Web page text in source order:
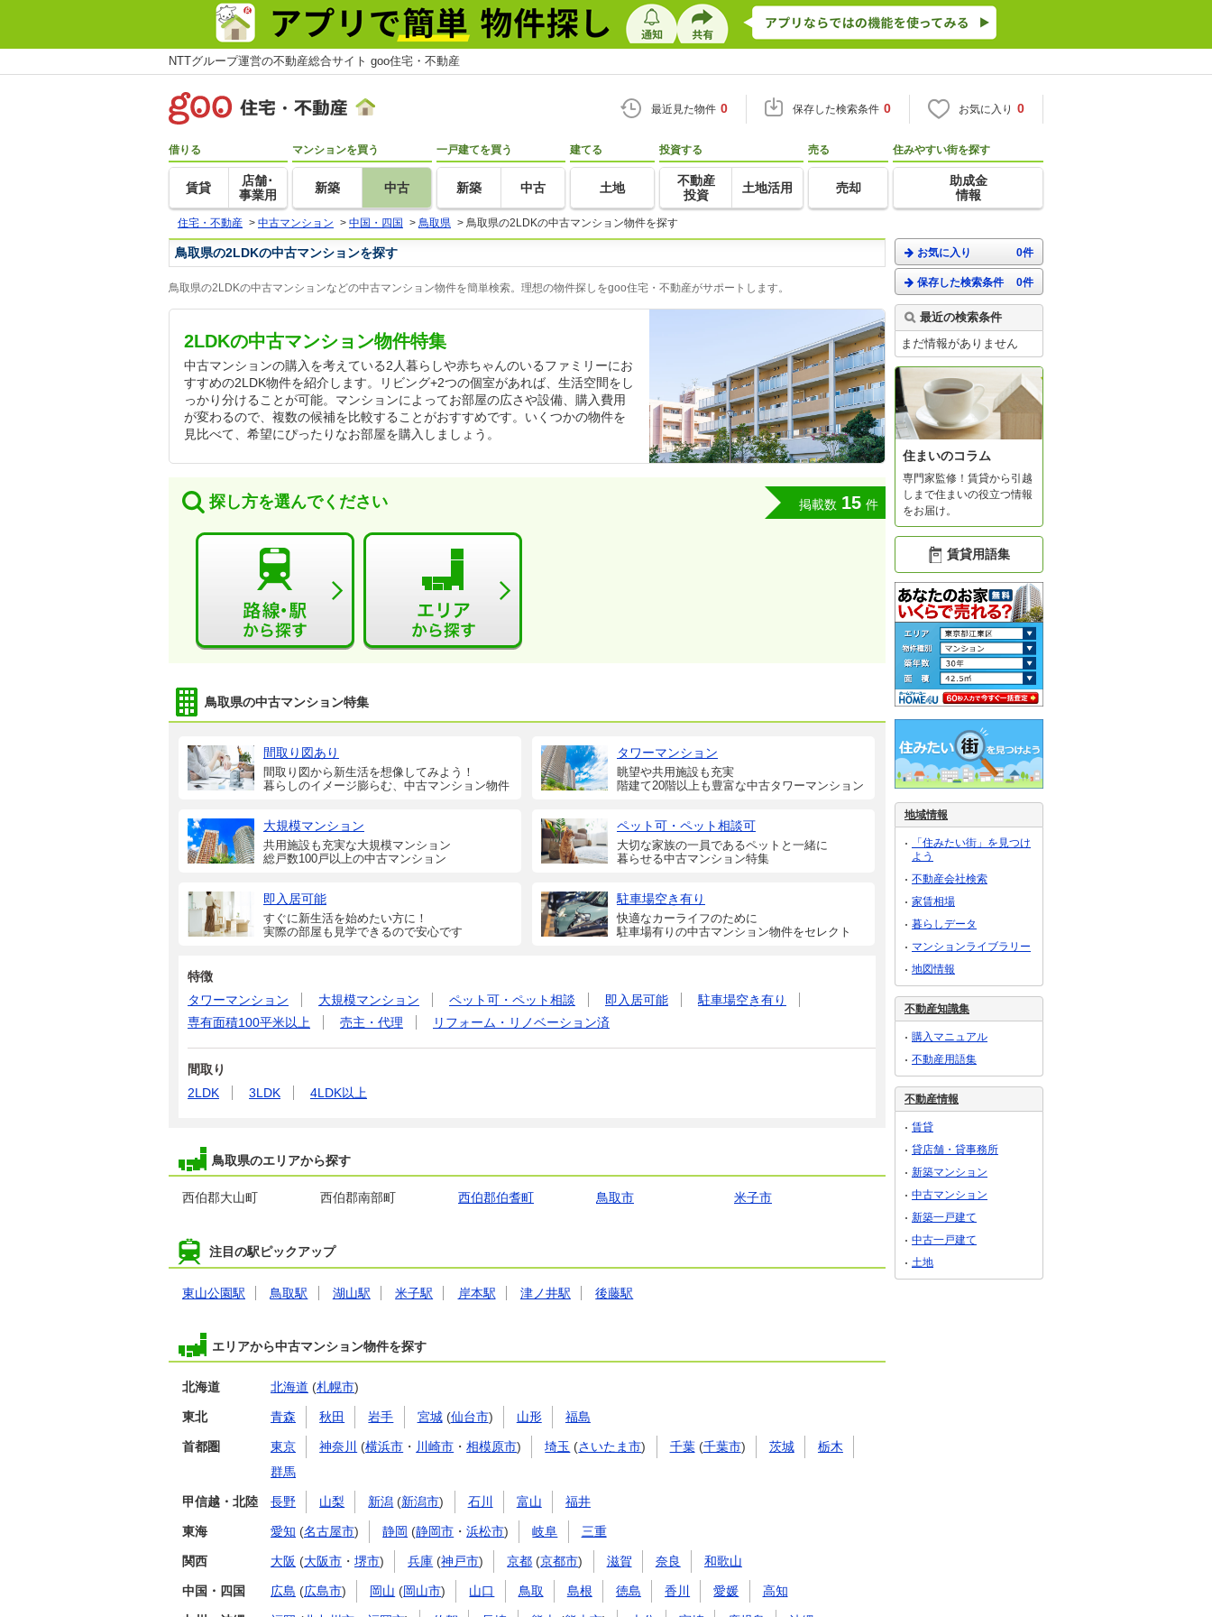
NTTグループ運営の不動産総合サイト goo住宅・不動産
最近見た物件 0 保存した検索条件 0 お気に入り 0
借りる
賃貸
店舗･
事業用
マンションを買う
新築 中古
一戸建てを買う
新築 中古
建てる
土地
投資する
不動産
投資
土地活用
売る
売却
住みやすい街を探す
助成金
情報
住宅・不動産 > 中古マンション > 中国・四国 > 鳥取県 > 鳥取県の2LDKの中古マンション物件を探す
鳥取県の2LDKの中古マンションを探す
鳥取県の2LDKの中古マンションなどの中古マンション物件を簡単検索。理想の物件探しをgoo住宅・不動産がサポートします。
2LDKの中古マンション物件特集
中古マンションの購入を考えている2人暮らしや赤ちゃんのいるファミリーにお
すすめの2LDK物件を紹介します。リビング+2つの個室があれば、生活空間をし
っかり分けることが可能。マンションによってお部屋の広さや設備、購入費用
が変わるので、複数の候補を比較することがおすすめです。いくつかの物件を
見比べて、希望にぴったりなお部屋を購入しましょう。
探し方を選んでください 掲載数 15 件
鳥取県の中古マンション特集
間取り図あり
間取り図から新生活を想像してみよう！
暮らしのイメージ膨らむ、中古マンション物件
タワーマンション
眺望や共用施設も充実
階建て20階以上も豊富な中古タワーマンション
大規模マンション
共用施設も充実な大規模マンション
総戸数100戸以上の中古マンション
ペット可・ペット相談可
大切な家族の一員であるペットと一緒に
暮らせる中古マンション特集
即入居可能
すぐに新生活を始めたい方に！
実際の部屋も見学できるので安心です
駐車場空き有り
快適なカーライフのために
駐車場有りの中古マンション物件をセレクト
特徴
タワーマンション
大規模マンション ペット可・ペット相談 即入居可能
駐車場空き有り
専有面積100平米以上
売主・代理 リフォーム・リノベーション済
間取り
2LDK
3LDK 4LDK以上
鳥取県のエリアから探す
西伯郡大山町 西伯郡南部町 西伯郡伯耆町 鳥取市 米子市
注目の駅ピックアップ
東山公園駅 鳥取駅 湖山駅 米子駅 岸本駅 津ノ井駅 後藤駅
エリアから中古マンション物件を探す
北海道 北海道 (札幌市)
東北 青森 秋田 岩手 宮城(仙台市) 山形 福島
首都圏 東京 神奈川 (横浜市 ・ 川崎市 ・相模原市) 埼玉 (さいたま市) 千葉(千葉市) 茨城
栃木
群馬
甲信越・北陸 長野 山梨 新潟 (新潟市) 石川 富山 福井
東海 愛知 (名古屋市) 静岡 (静岡市 ・浜松市) 岐阜 三重
関西 大阪 (大阪市 ・ 堺市) 兵庫 (神戸市) 京都 (京都市) 滋賀 奈良 和歌山
中国・四国 広島 (広島市) 岡山 (岡山市) 山口 鳥取 島根 徳島 香川 愛媛 高知
お気に入り 0件
保存した検索条件 0件
最近の検索条件
まだ情報がありません
住まいのコラム
専門家監修！賃貸から引越
しまで住まいの役立つ情報
をお届け。
賃貸用語集
地域情報
「住みたい街」を見つけ
よう
不動産会社検索
家賃相場
暮らしデータ
マンションライブラリー
地図情報
不動産知識集
購入マニュアル
不動産用語集
不動産情報
賃貸
貸店舗・貸事務所
新築マンション
中古マンション
新築一戸建て
中古一戸建て
土地